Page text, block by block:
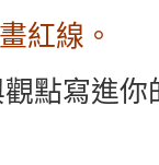
紅線。
點寫進